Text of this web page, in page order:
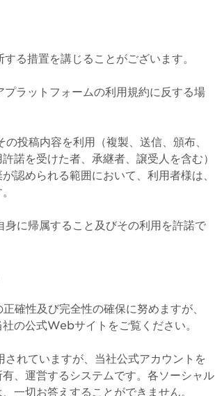
る措置を講じることがございます。
ラットフォームの利用規約に反する場
投稿内容を利用（複製、送信、頒布、
諾を受けた者、承継者、譲受人を含む）
認められる範囲において、利用者様は、
に帰属すること及びその利用を許諾で
確性及び完全性の確保に努めますが、
の公式Webサイトをご覧ください。
れていますが、当社公式アカウントを
、運営するシステムです。各ソーシャル
一切お答えすることができません。